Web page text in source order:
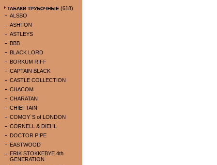
ТАБАКИ ТРУБОЧНЫЕ (618)
ALSBO
ASHTON
ASTLEYS
BBB
BLACK LORD
BORKUM RIFF
CAPTAIN BLACK
CASTLE COLLECTION
CHACOM
CHARATAN
CHIEFTAIN
COMOY`S of LONDON
CORNELL & DIEHL
DOCTOR PIPE
EASTWOOD
ERIK STOKKEBYE 4th
GENERATION